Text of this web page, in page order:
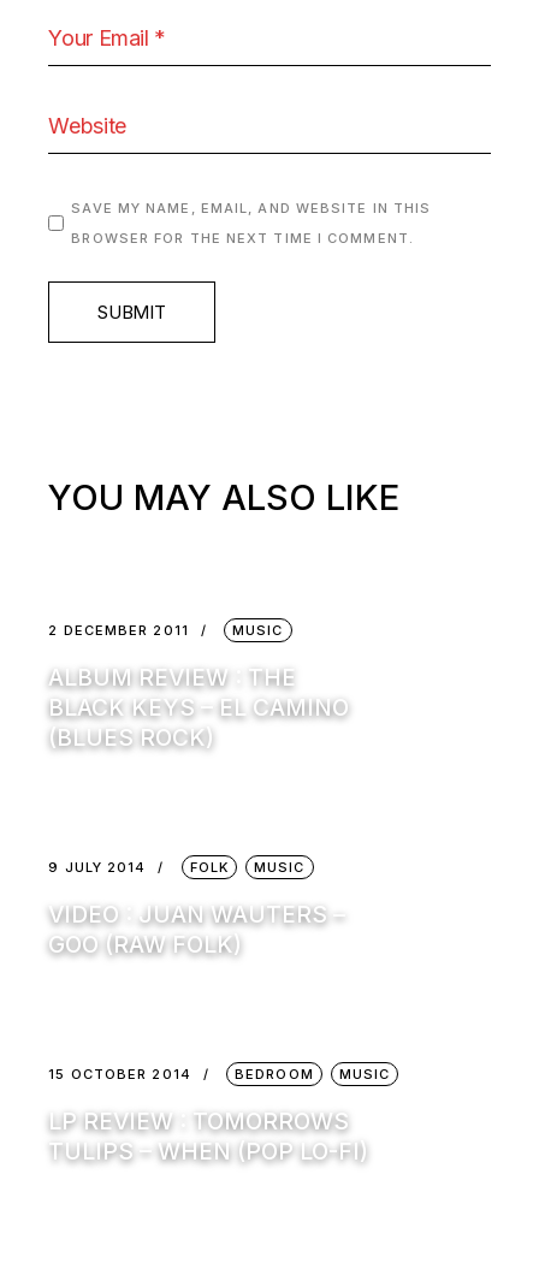
SAVE MY NAME, EMAIL, AND WEBSITE IN THIS
BROWSER FOR THE NEXT TIME I COMMENT.
SUBMIT
YOU MAY ALSO LIKE
2 DECEMBER 2011 MUSIC
ALBUM REVIEW : THE
BLACK KEYS – EL CAMINO
(BLUES ROCK)
9 JULY 2014 FOLK MUSIC
VIDEO : JUAN WAUTERS –
GOO (RAW FOLK)
15 OCTOBER 2014 BEDROOM MUSIC
LP REVIEW : TOMORROWS
TULIPS – WHEN (POP LO-FI)